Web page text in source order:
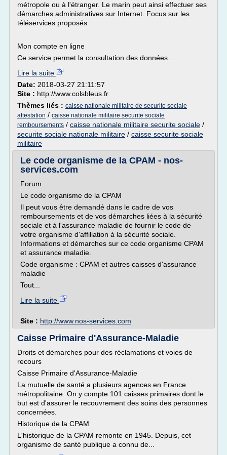
métropole ou à l'étranger. Le marin peut ainsi effectuer ses
démarches administratives sur Internet. Focus sur les
téléservices proposés.
Mon compte en ligne
Ce service permet la consultation des données...
Lire la suite
Date: 2018-03-27 21:11:57
Site : http://www.colsbleus.fr
Thèmes liés : caisse nationale militaire de securite sociale
attestation / caisse nationale militaire securite sociale
remboursements / caisse nationale militaire securite sociale /
securite sociale nationale militaire / caisse securite sociale
militaire
Le code organisme de la CPAM - nos-
services.com
Forum
Le code organisme de la CPAM
Il peut vous être demandé dans le cadre de vos
remboursements et de vos démarches liées à la sécurité
sociale et à l'assurance maladie de fournir le code de
votre organisme d'affiliation à la sécurité sociale.
Informations et démarches sur ce code organisme CPAM
et assurance maladie.
Code organisme : CPAM et autres caisses d'assurance
maladie
Tout...
Lire la suite
Site : http://www.nos-services.com
Caisse Primaire d'Assurance-Maladie
Droits et démarches pour des réclamations et voies de
recours
Caisse Primaire d'Assurance-Maladie
La mutuelle de santé a plusieurs agences en France
métropolitaine. On y compte 101 caisses primaires dont le
but est d'assurer le recouvrement des soins des personnes
concernées.
Historique de la CPAM
L'historique de la CPAM remonte en 1945. Depuis, cet
organisme de santé publique a connu de...